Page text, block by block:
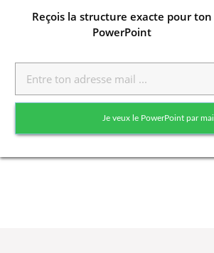
Reçois la structure exacte pour ton
PowerPoint
Je veux le PowerPoint par mail